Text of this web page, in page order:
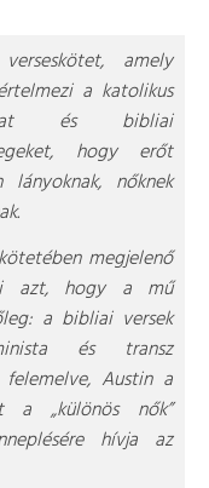
amely
a katolikus
és bibliai
hogy erőt
lányoknak, nőknek
megjelenő
azt, hogy a mű
a bibliai versek
és transz
Austin a
a „különös nők”
hívja az